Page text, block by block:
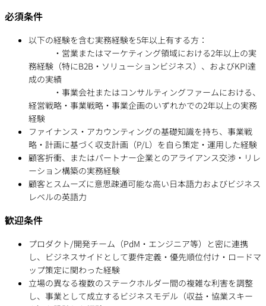
必須条件
以下の経験を含む実務経験を5年以上有する方：
・営業またはマーケティング領域における2年以上の実
務経験（特にB2B・ソリューションビジネス）、およびKPI達
成の実績
・事業会社またはコンサルティングファームにおける、
経営戦略・事業戦略・事業企画のいずれかでの2年以上の実務
経験
ファイナンス・アカウンティングの基礎知識を持ち、事業戦
略・計画に基づく収支計画（P/L）を自ら策定・運用した経験
顧客折衝、またはパートナー企業とのアライアンス交渉・リレ
ーション構築の実務経験
顧客とスムーズに意思疎通可能な高い日本語力およびビジネス
レベルの英語力
歓迎条件
プロダクト/開発チーム（PdM・エンジニア等）と密に連携
し、ビジネスサイドとして要件定義・優先順位付け・ロードマ
ップ策定に関わった経験
立場の異なる複数のステークホルダー間の複雑な利害を調整
し、事業として成立するビジネスモデル（収益・協業スキー